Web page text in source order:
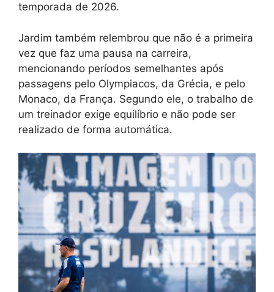
temporada de 2026.
Jardim também relembrou que não é a primeira
vez que faz uma pausa na carreira,
mencionando períodos semelhantes após
passagens pelo Olympiacos, da Grécia, e pelo
Monaco, da França. Segundo ele, o trabalho de
um treinador exige equilíbrio e não pode ser
realizado de forma automática.